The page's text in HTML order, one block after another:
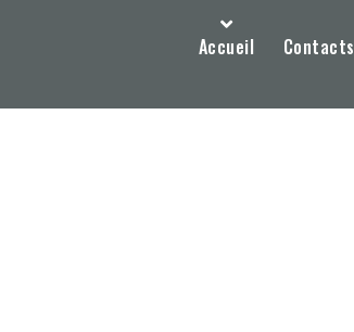
Accueil Contacts